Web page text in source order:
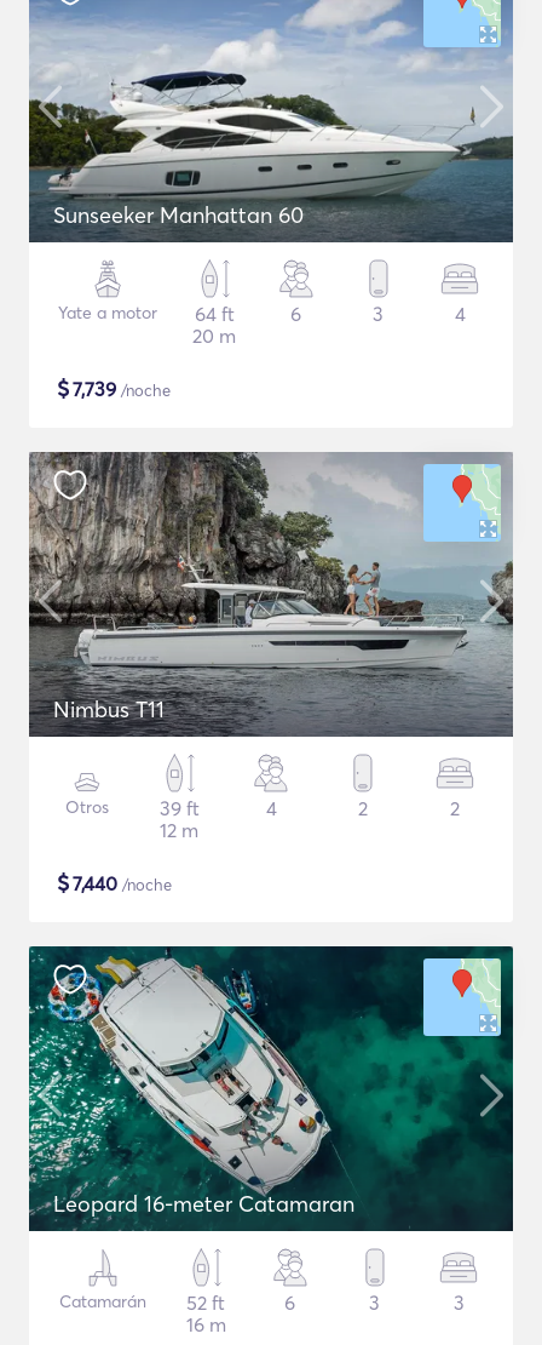
Sunseeker Manhattan 60
Yate a motor
64 ft
20 m
6 3 4
$7,739 /noche
Nimbus T11
Otros
39 ft
12 m
4 2 2
$7,440 /noche
Leopard 16-meter Catamaran
Catamarán
52 ft
16 m
6 3 3